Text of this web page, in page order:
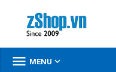
 MENU 